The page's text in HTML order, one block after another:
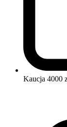
Kaucja 4000